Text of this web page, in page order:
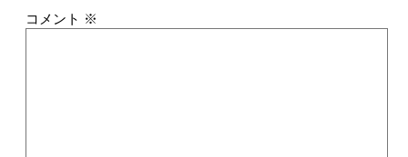
コメント ※